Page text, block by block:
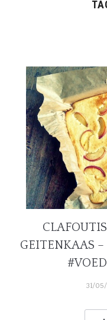
GEITENKAAS –
31/